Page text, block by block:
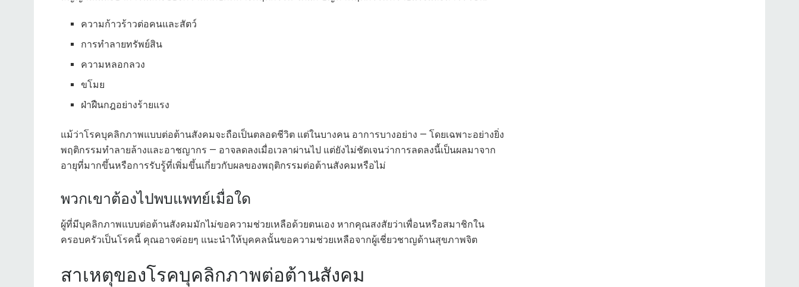
ความก้าวร้าวต่อคนและสัตว์
การทำลายทรัพย์สิน
ความหลอกลวง
ขโมย
ฝ่าฝืนกฎอย่างร้ายแรง
แม้ว่าโรคบุคลิกภาพแบบต่อต้านสังคมจะถือเป็นตลอดชีวิต แต่ในบางคน อาการบางอย่าง — โดยเฉพาะอย่างยิ่ง
พฤติกรรมทำลายล้างและอาชญากร — อาจลดลงเมื่อเวลาผ่านไป แต่ยังไม่ชัดเจนว่าการลดลงนี้เป็นผลมาจาก
อายุที่มากขึ้นหรือการรับรู้ที่เพิ่มขึ้นเกี่ยวกับผลของพฤติกรรมต่อต้านสังคมหรือไม่
พวกเขาต้องไปพบแพทย์เมื่อใด
ผู้ที่มีบุคลิกภาพแบบต่อต้านสังคมมักไม่ขอความช่วยเหลือด้วยตนเอง หากคุณสงสัยว่าเพื่อนหรือสมาชิกใน
ครอบครัวเป็นโรคนี้ คุณอาจค่อยๆ แนะนำให้บุคคลนั้นขอความช่วยเหลือจากผู้เชี่ยวชาญด้านสุขภาพจิต
สาเหตุของโรคบุคลิกภาพต่อต้านสังคม